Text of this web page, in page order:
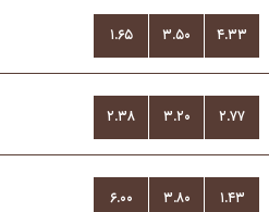
۱.۶۵ ۳.۵۰ ۴.۳۳
۲.۳۸ ۳.۲۰ ۲.۷۷
۶.۰۰ ۳.۸۰ ۱.۴۳